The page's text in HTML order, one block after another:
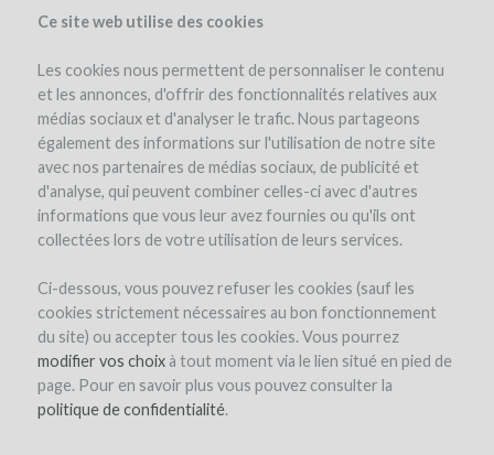
Ce site web utilise des cookies
Les cookies nous permettent de personnaliser le contenu
et les annonces, d'offrir des fonctionnalités relatives aux
médias sociaux et d'analyser le trafic. Nous partageons
également des informations sur l'utilisation de notre site
avec nos partenaires de médias sociaux, de publicité et
d'analyse, qui peuvent combiner celles-ci avec d'autres
informations que vous leur avez fournies ou qu'ils ont
collectées lors de votre utilisation de leurs services.
Ci-dessous, vous pouvez refuser les cookies (sauf les
cookies strictement nécessaires au bon fonctionnement
du site) ou accepter tous les cookies. Vous pourrez
modifier vos choixà tout moment via le lien situé en pied de
page. Pour en savoir plus vous pouvez consulter la
politique de confidentialité.
the project updates (0) investors(0) comments (0)
CLOS BEL AIR
TAKE PART IN A SUSTAINABLE WINE-
GROWING PROJECT IN POMEROL